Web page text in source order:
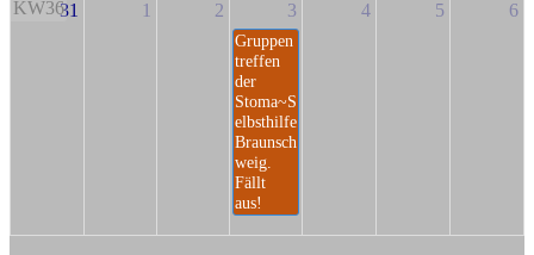
KW3631 1 2 3
Gruppen
treffen
der
Stoma~S
elbsthilfe
Braunsch
weig.
Fällt
aus!
4 5 6